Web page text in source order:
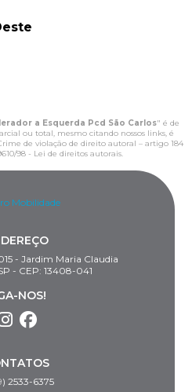
a Esquerda Pcd São Carlos" é de
ou total, mesmo citando nossos links, é
de violação de direito autoral – artigo 184
98 - Lei de direitos autorais.
- Jardim Maria Claudia
- CEP: 13408-041
NOS!
2533-6375